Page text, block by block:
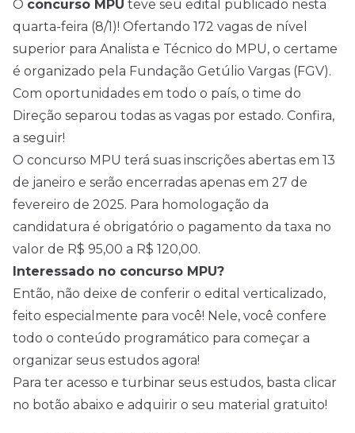
O concurso MPU teve seu edital publicado nesta
quarta-feira (8/1)! Ofertando 172 vagas de nível
superior para Analista e Técnico do MPU, o certame
é organizado pela Fundação Getúlio Vargas (FGV).
Com oportunidades em todo o país, o time do
Direção separou todas as vagas por estado. Confira,
a seguir!
O concurso MPU terá suas inscrições abertas em 13
de janeiro e serão encerradas apenas em 27 de
fevereiro de 2025. Para homologação da
candidatura é obrigatório o pagamento da taxa no
valor de R$ 95,00 a R$ 120,00.
Interessado no concurso MPU?
Então, não deixe de conferir o edital verticalizado,
feito especialmente para você! Nele, você confere
todo o conteúdo programático para começar a
organizar seus estudos agora!
Para ter acesso e turbinar seus estudos, basta clicar
no botão abaixo e adquirir o seu material gratuito!